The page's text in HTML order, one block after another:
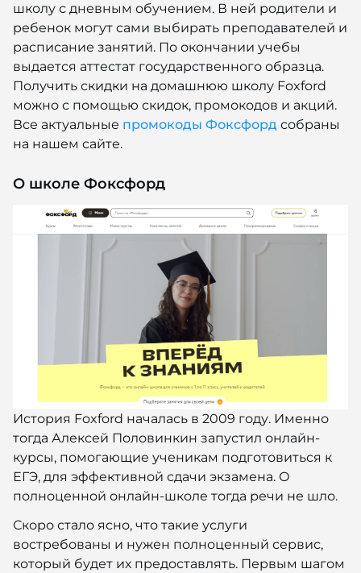
школу с дневным обучением. В ней родители и
ребенок могут сами выбирать преподавателей и
расписание занятий. По окончании учебы
выдается аттестат государственного образца.
Получить скидки на домашнюю школу Foxford
можно с помощью скидок, промокодов и акций.
Все актуальные промокоды Фоксфорд собраны
на нашем сайте.
О школе Фоксфорд
История Foxford началась в 2009 году. Именно
тогда Алексей Половинкин запустил онлайн-
курсы, помогающие ученикам подготовиться к
ЕГЭ, для эффективной сдачи экзамена. О
полноценной онлайн-школе тогда речи не шло.
Скоро стало ясно, что такие услуги
востребованы и нужен полноценный сервис,
который будет их предоставлять. Первым шагом